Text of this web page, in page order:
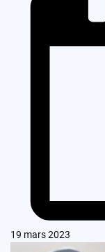
19 mars 2023